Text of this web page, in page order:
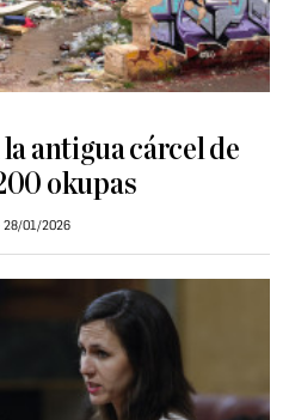
antigua cárcel de
okupas
28/01/2026